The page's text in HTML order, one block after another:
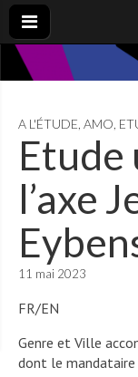
A L'ÉTUDE AMO
Etude
l’axe
11 mai 2023
FR/EN
Genre et Ville
dont le mandataire